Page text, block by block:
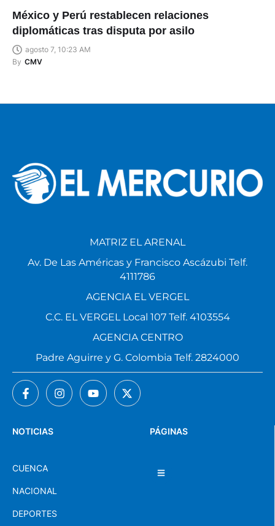
México y Perú restablecen relaciones
diplomáticas tras disputa por asilo
agosto 7, 10:23 AM
By CMV
PÁGINAS
NOTICIAS
CUENCA
NACIONAL
DEPORTES
MATRIZ EL ARENAL
Av. De Las Américas y Francisco Ascázubi Telf.
4111786
AGENCIA EL VERGEL
C.C. EL VERGEL Local 107 Telf. 4103554
AGENCIA CENTRO
Padre Aguirre y G. Colombia Telf. 2824000